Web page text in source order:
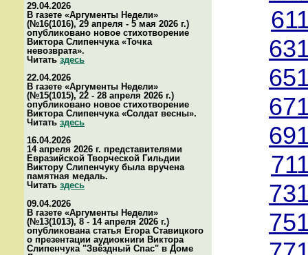
29.04.2026
В газете «Аргументы Недели»
(№16(1016), 29 апреля - 5 мая 2026 г.)
опубликовано новое стихотворение
Виктора Слипенчука «Точка
невозврата».
Читатьздесь
22.04.2026
В газете «Аргументы Недели»
(№15(1015), 22 - 28 апреля 2026 г.)
опубликовано новое стихотворение
Виктора Слипенчука «Солдат весны».
Читать здесь
16.04.2026
14 апреля 2026 г. представителями
Евразийской Творческой Гильдии
Виктору Слипенчуку была вручена
памятная медаль.
Читать здесь
09.04.2026
В газете «Аргументы Недели»
(№13(1013), 8 - 14 апреля 2026 г.)
опубликована статья Егора Ставицкого
о презентации аудиокниги Виктора
Слипенчука "Звёздный Спас" в Доме